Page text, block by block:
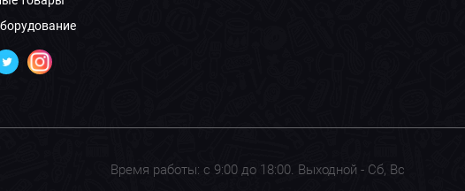
Время работы: с 9:00 до 18:00. Выходной - Сб, Вс